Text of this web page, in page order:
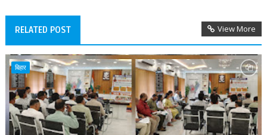
RELATED POST View More
बिहार